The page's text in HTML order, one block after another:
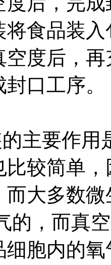
将食品装
空度后，
口工序。
主要作
比较简单
而大多数
的，而真
细胞内的